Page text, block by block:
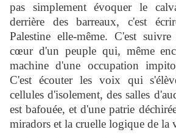
pas simplement évoquer le
derrière des barreaux, c'est
Palestine elle-même. C'est
cœur d'un peuple qui, même
machine d'une occupation
C'est écouter les voix qui
cellules d'isolement, des salles
est bafouée, et d'une patrie
miradors et la cruelle logique de la